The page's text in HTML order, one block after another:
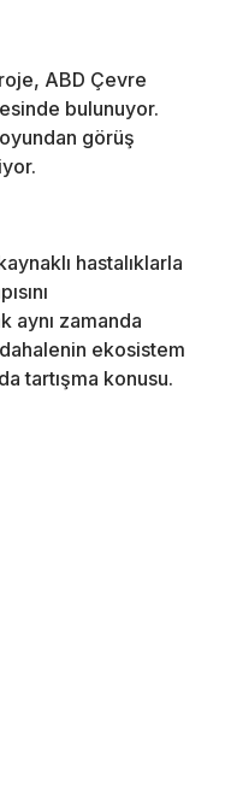
ABD Çevre
bulunuyor.
görüş
hastalıklarla
aynı zamanda
ekosistem
tartışma konusu.